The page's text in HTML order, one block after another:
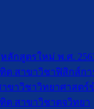
กสูตรใหม่ พ.ศ.
สาขาวิชาฟิสิกส์กา
ขาวิชาวิทยาศาสตร์
สาขาวิชาตจวิทยา